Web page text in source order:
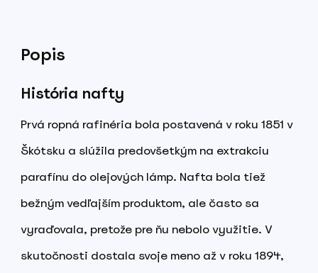
Popis
História nafty
Prvá ropná rafinéria bola postavená v roku 1851 v
Škótsku a slúžila predovšetkým na extrakciu
parafínu do olejových lámp. Nafta bola tiež
bežným vedľajším produktom, ale často sa
vyraďovala, pretože pre ňu nebolo využitie. V
skutočnosti dostala svoje meno až v roku 1894,